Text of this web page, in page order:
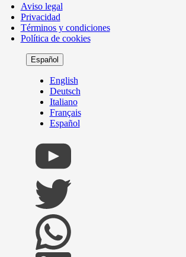
Copyright
Footer
Aviso legal
Privacidad
Términos y condiciones
Política de cookies
Español
English
Deutsch
Italiano
Français
Español